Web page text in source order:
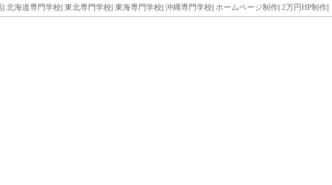
| 北海道専門学校| 東北専門学校| 東海専門学校| 沖縄専門学校| ホームページ制作| 2万円HP制作|